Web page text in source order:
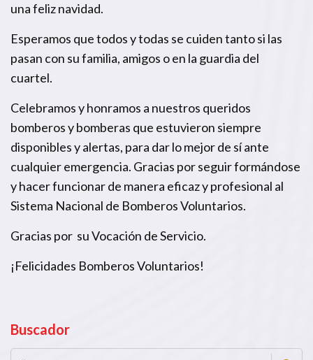
una feliz navidad.
Esperamos que todos y todas se cuiden tanto si las
pasan con su familia, amigos o en la guardia del
cuartel.
Celebramos y honramos a nuestros queridos
bomberos y bomberas que estuvieron siempre
disponibles y alertas, para dar lo mejor de sí ante
cualquier emergencia. Gracias por seguir formándose
y hacer funcionar de manera eficaz y profesional al
Sistema Nacional de Bomberos Voluntarios.
Gracias por su Vocación de Servicio.
¡Felicidades Bomberos Voluntarios!
Buscador